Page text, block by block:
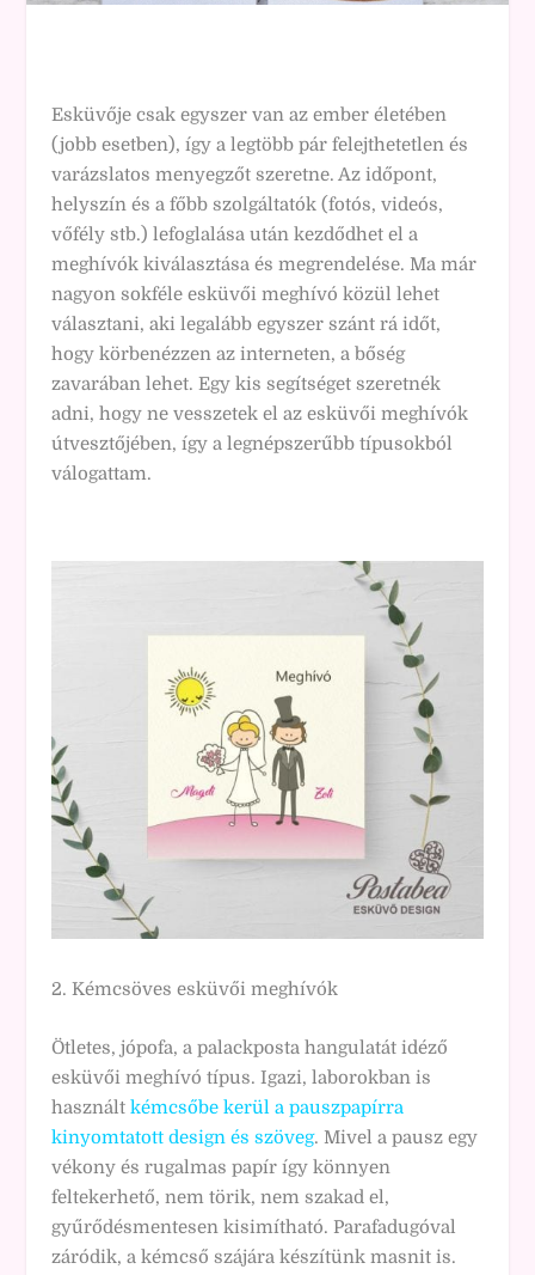
Esküvője csak egyszer van az ember életében
(jobb esetben), így a legtöbb pár felejthetetlen és
varázslatos menyegzőt szeretne. Az időpont,
helyszín és a főbb szolgáltatók (fotós, videós,
vőfély stb.) lefoglalása után kezdődhet el a
meghívók kiválasztása és megrendelése. Ma már
nagyon sokféle esküvői meghívó közül lehet
választani, aki legalább egyszer szánt rá időt,
hogy körbenézzen az interneten, a bőség
zavarában lehet. Egy kis segítséget szeretnék
adni, hogy ne vesszetek el az esküvői meghívók
útvesztőjében, így a legnépszerűbb típusokból
válogattam.
2. Kémcsöves esküvői meghívók
Ötletes, jópofa, a palackposta hangulatát idéző
esküvői meghívó típus. Igazi, laborokban is
használt kémcsőbe kerül a pauszpapírra
kinyomtatott design és szöveg. Mivel a pausz egy
vékony és rugalmas papír így könnyen
feltekerhető, nem törik, nem szakad el,
gyűrődésmentesen kisimítható. Parafadugóval
záródik, a kémcső szájára készítünk masnit is.